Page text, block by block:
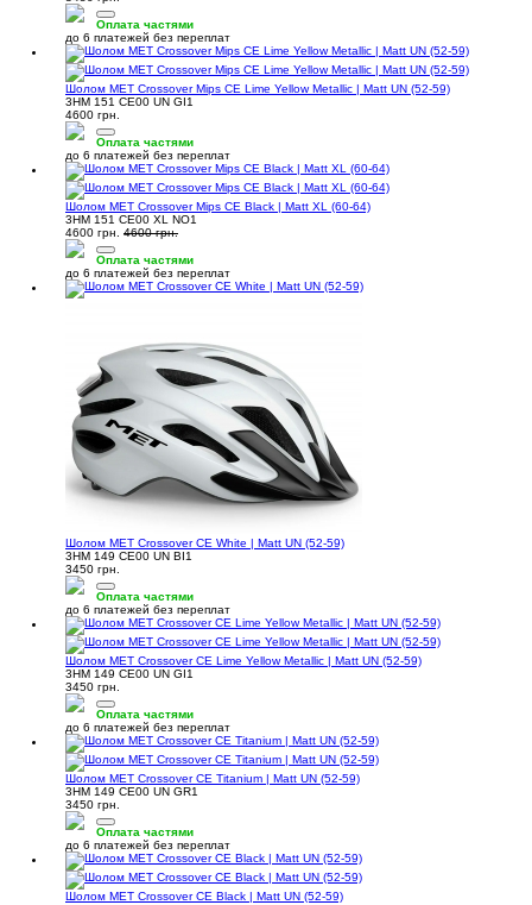
Оплата частями
до 6 платежей без переплат
Шолом MET Crossover Mips CE Lime Yellow Metallic | Matt UN (52-59)
3HM 151 CE00 UN GI1
4600 грн.
Оплата частями
до 6 платежей без переплат
Шолом MET Crossover Mips CE Black | Matt XL (60-64)
3HM 151 CE00 XL NO1
4600 грн.
4600 грн.
Оплата частями
до 6 платежей без переплат
Шолом MET Crossover CE White | Matt UN (52-59)
3HM 149 CE00 UN BI1
3450 грн.
Оплата частями
до 6 платежей без переплат
Шолом MET Crossover CE Lime Yellow Metallic | Matt UN (52-59)
3HM 149 CE00 UN GI1
3450 грн.
Оплата частями
до 6 платежей без переплат
Шолом MET Crossover CE Titanium | Matt UN (52-59)
3HM 149 CE00 UN GR1
3450 грн.
Оплата частями
до 6 платежей без переплат
Шолом MET Crossover CE Black | Matt UN (52-59)